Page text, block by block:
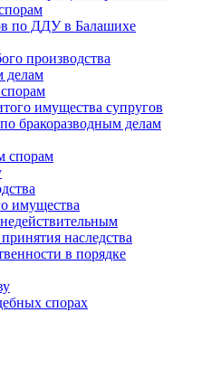
по ДДУ в Балашихе
производства
делам
имущества супругов
бракоразводным делам
спорам
имущества
наследства
в порядке
спорах